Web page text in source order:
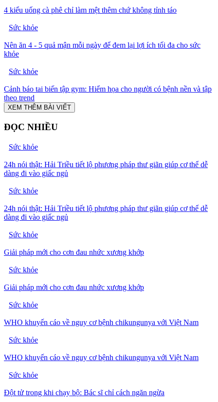
4 kiểu uống cà phê chỉ làm mệt thêm chứ không tỉnh táo
Sức khỏe
Nên ăn 4 - 5 quả mận mỗi ngày để đem lại lợi ích tối đa cho sức
khỏe
Sức khỏe
Cảnh báo tai biến tập gym: Hiểm họa cho người có bệnh nền và tập
theo trend
XEM THÊM BÀI VIẾT
ĐỌC NHIỀU
Sức khỏe
24h nói thật: Hải Triều tiết lộ phương pháp thư giãn giúp cơ thể dễ
dàng đi vào giấc ngủ
Sức khỏe
24h nói thật: Hải Triều tiết lộ phương pháp thư giãn giúp cơ thể dễ
dàng đi vào giấc ngủ
Sức khỏe
Giải pháp mới cho cơn đau nhức xương khớp
Sức khỏe
Giải pháp mới cho cơn đau nhức xương khớp
Sức khỏe
WHO khuyến cáo về nguy cơ bệnh chikungunya với Việt Nam
Sức khỏe
WHO khuyến cáo về nguy cơ bệnh chikungunya với Việt Nam
Sức khỏe
Đột tử trong khi chạy bộ: Bác sĩ chỉ cách ngăn ngừa